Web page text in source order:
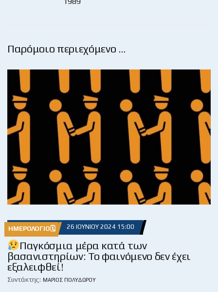
Παρόμοιο περιεχόμενο …
ΗΜΕΡΟΛΌΓΙΟ🗓 26 ΙΟΥΝΊΟΥ 2024 15:00
Παγκόσμια μέρα κατά των
βασανιστηρίων: Το φαινόμενο δεν έχει
εξαλειφθεί!
Συντάκτης: ΜΆΡΙΟΣ ΠΟΛΥΔΏΡΟΥ